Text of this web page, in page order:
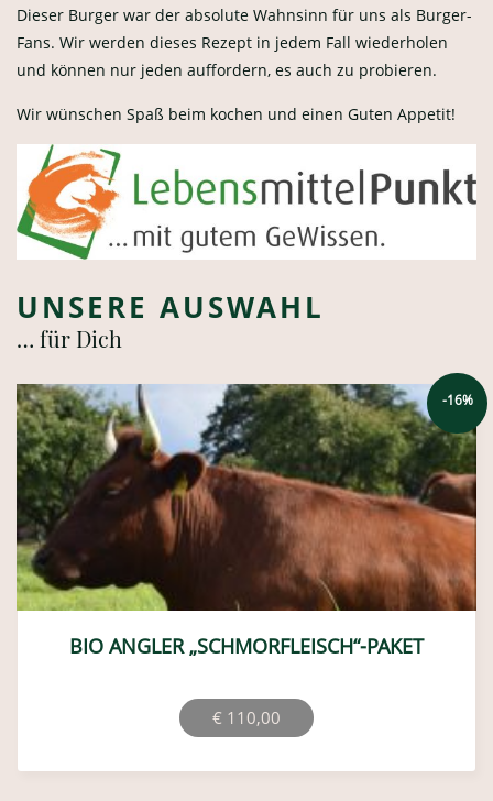
Dieser Burger war der absolute Wahnsinn für uns als Burger-
Fans. Wir werden dieses Rezept in jedem Fall wiederholen
und können nur jeden auffordern, es auch zu probieren.
Wir wünschen Spaß beim kochen und einen Guten Appetit!
UNSERE AUSWAHL
… für Dich
BIO ANGLER „SCHMORFLEISCH“-PAKET
Ursprünglicher
Preis
war:
€ 110,00 Aktueller
Preis
ist:
-16%